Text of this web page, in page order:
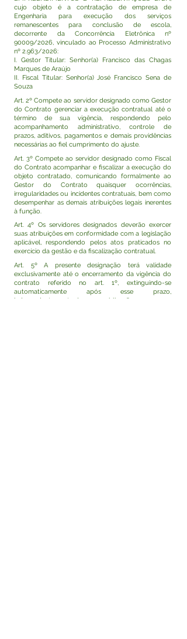
cujo objeto é a contratação de empresa de
Engenharia para execução dos serviços
remanescentes para conclusão de escola,
decorrente da Concorrência Eletrônica nº
90009/2026, vinculado ao Processo Administrativo
nº 2.963/2026:
I. Gestor Titular: Senhor(a) Francisco das Chagas
Marques de Araújo
II. Fiscal Titular: Senhor(a) José Francisco Sena de
Souza
Art. 2º Compete ao servidor designado como Gestor
do Contrato gerenciar a execução contratual até o
término de sua vigência, respondendo pelo
acompanhamento administrativo, controle de
prazos, aditivos, pagamentos e demais providências
necessárias ao fiel cumprimento do ajuste.
Art. 3º Compete ao servidor designado como Fiscal
do Contrato acompanhar e fiscalizar a execução do
objeto contratado, comunicando formalmente ao
Gestor do Contrato quaisquer ocorrências,
irregularidades ou incidentes contratuais, bem como
desempenhar as demais atribuições legais inerentes
à função.
Art. 4º Os servidores designados deverão exercer
suas atribuições em conformidade com a legislação
aplicável, respondendo pelos atos praticados no
exercício da gestão e da fiscalização contratual.
Art. 5º A presente designação terá validade
exclusivamente até o encerramento da vigência do
contrato referido no art. 1º, extinguindo-se
automaticamente após esse prazo,
independentemente de nova publicação.